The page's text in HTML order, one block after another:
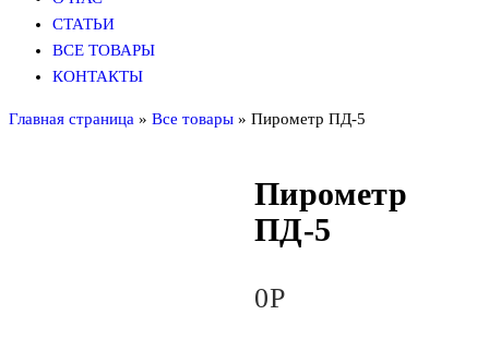
СТАТЬИ
ВСЕ ТОВАРЫ
КОНТАКТЫ
Главная страница » Все товары » Пирометр ПД-5
Пирометр
ПД-5
0Р